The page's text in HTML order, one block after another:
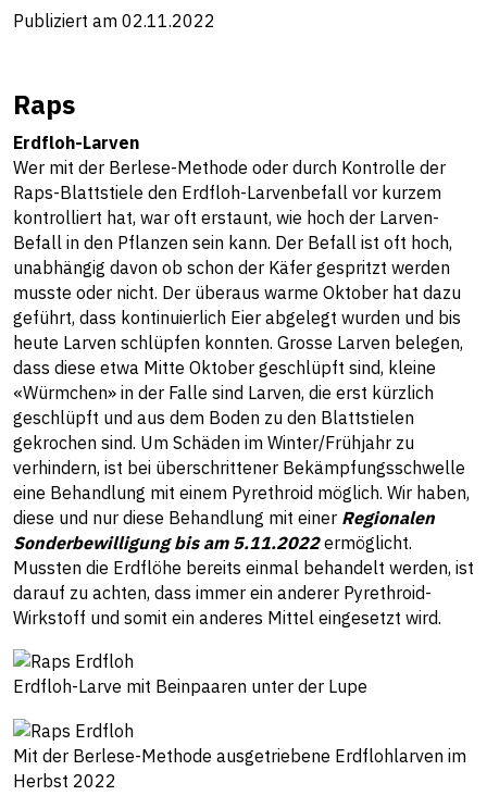
Publiziert am 02.11.2022
Raps
Erdfloh-Larven
Wer mit der Berlese-Methode oder durch Kontrolle der
Raps-Blattstiele den Erdfloh-Larvenbefall vor kurzem
kontrolliert hat, war oft erstaunt, wie hoch der Larven-
Befall in den Pflanzen sein kann. Der Befall ist oft hoch,
unabhängig davon ob schon der Käfer gespritzt werden
musste oder nicht. Der überaus warme Oktober hat dazu
geführt, dass kontinuierlich Eier abgelegt wurden und bis
heute Larven schlüpfen konnten. Grosse Larven belegen,
dass diese etwa Mitte Oktober geschlüpft sind, kleine
«Würmchen» in der Falle sind Larven, die erst kürzlich
geschlüpft und aus dem Boden zu den Blattstielen
gekrochen sind. Um Schäden im Winter/Frühjahr zu
verhindern, ist bei überschrittener Bekämpfungsschwelle
eine Behandlung mit einem Pyrethroid möglich. Wir haben,
diese und nur diese Behandlung mit einer Regionalen
Sonderbewilligung bis am 5.11.2022ermöglicht.
Mussten die Erdflöhe bereits einmal behandelt werden, ist
darauf zu achten, dass immer ein anderer Pyrethroid-
Wirkstoff und somit ein anderes Mittel eingesetzt wird.
Erdfloh-Larve mit Beinpaaren unter der Lupe
Mit der Berlese-Methode ausgetriebene Erdflohlarven im
Herbst 2022